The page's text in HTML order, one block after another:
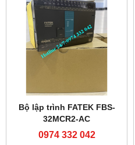
Module truyền thông
FATEK FBS-CM25
0974 332 042
Modul mở rộng analog
FATEK FBS-2DA
0974 332 042